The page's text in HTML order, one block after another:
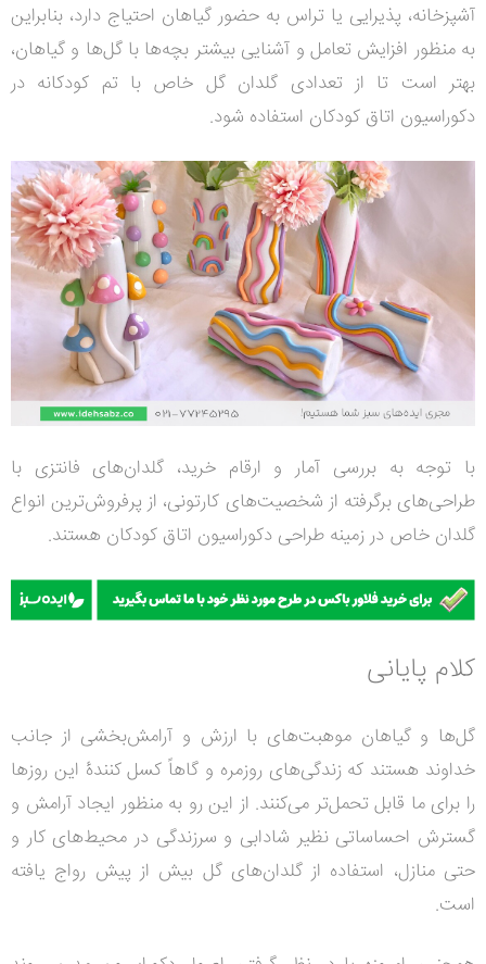
آشپزخانه، پذیرایی یا تراس به حضور گیاهان احتیاج دارد، بنابراین
به منظور افزایش تعامل و آشنایی بیشتر بچه‌ها با گل‌ها و گیاهان،
بهتر است تا از تعدادی گلدان گل خاص با تم کودکانه در
دکوراسیون اتاق کودکان استفاده شود.
با توجه به بررسی آمار و ارقام خرید، گلدان‌های فانتزی با
طراحی‌های برگرفته از شخصیت‌های کارتونی، از پرفروش‌ترین انواع
گلدان‌ خاص در زمینه طراحی دکوراسیون اتاق کودکان هستند.
کلام پایانی
گل‌ها و گیاهان موهبت‌های با ارزش و آرامش‌بخشی از جانب
خداوند هستند که زندگی‌های روزمره و گاهاً کسل کنندۀ این روزها
را برای ما قابل تحمل‌تر می‌کنند. از این رو به منظور ایجاد آرامش و
گسترش احساساتی نظیر شادابی و سرزندگی در محیط‌های کار و
حتی منازل، استفاده از گلدان‌های گل بیش از پیش رواج یافته
است.